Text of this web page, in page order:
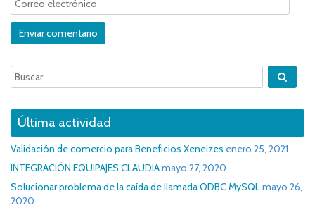
Última actividad
Validación de comercio para Beneficios Xeneizes enero 25, 2021
INTEGRACIÓN EQUIPAJES CLAUDIAmayo 27, 2020
Solucionar problema de la caída de llamada ODBC MySQLmayo 26,
2020